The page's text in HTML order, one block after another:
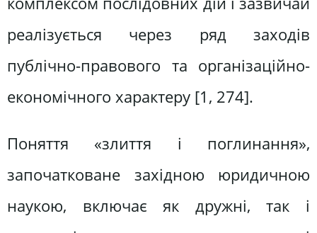
реалізується через ряд заходів
публічно-правового та організаційно-
економічного характеру [1, 274].
Поняття «злиття і поглинання»,
започатковане західною юридичною
наукою, включає як дружні, так і